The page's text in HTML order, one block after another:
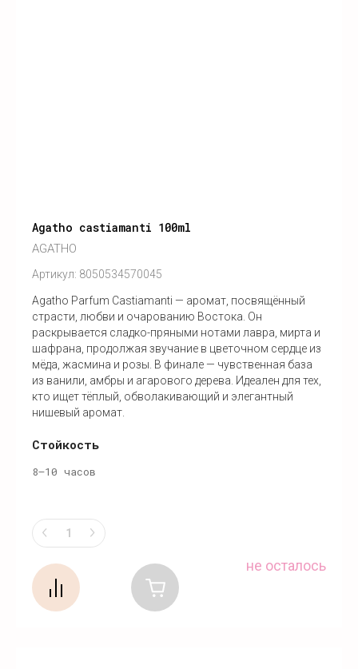
Agatho castiamanti 100ml
AGATHO
Артикул: 8050534570045
Agatho Parfum Castiamanti — аромат, посвящённый
страсти, любви и очарованию Востока. Он
раскрывается сладко-пряными нотами лавра, мирта и
шафрана, продолжая звучание в цветочном сердце из
мёда, жасмина и розы. В финале — чувственная база
из ванили, амбры и агарового дерева. Идеален для тех,
кто ищет тёплый, обволакивающий и элегантный
нишевый аромат.
Стойкость
8–10 часов
не осталось